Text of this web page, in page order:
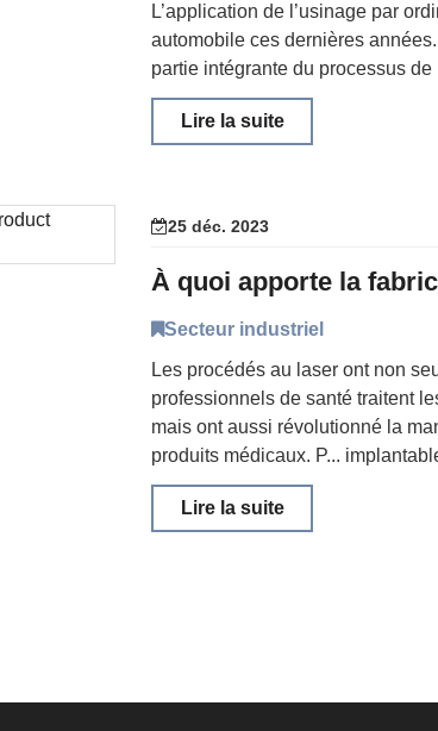
L’application de l’usinage par
automobile ces dernières
partie intégrante du processus de
Lire la suite
25 déc. 2023
Secteur industriel
Les procédés au laser ont non
professionnels de santé traitent
mais ont aussi révolutionné la
produits médicaux. P...
Lire la suite